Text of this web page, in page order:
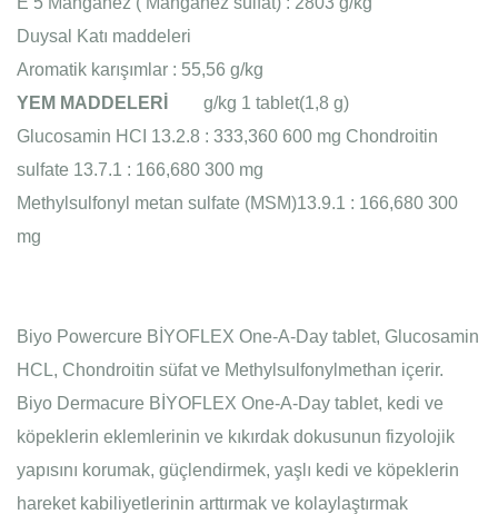
Duysal Katı maddeleri
Aromatik karışımlar : 55,56 g/kg
YEM MADDELERİ
g/kg 1 tablet(1,8 g)
Glucosamin HCI 13.2.8 : 333,360 600 mg Chondroitin
sulfate 13.7.1 : 166,680 300 mg
Methylsulfonyl metan sulfate (MSM)13.9.1 : 166,680 300
mg
Biyo Powercure BİYOFLEX One-A-Day tablet, Glucosamin
HCL, Chondroitin süfat ve Methylsulfonylmethan içerir.
Biyo Dermacure BİYOFLEX One-A-Day tablet, kedi ve
köpeklerin eklemlerinin ve kıkırdak dokusunun fizyolojik
yapısını korumak, güçlendirmek, yaşlı kedi ve köpeklerin
hareket kabiliyetlerinin arttırmak ve kolaylaştırmak